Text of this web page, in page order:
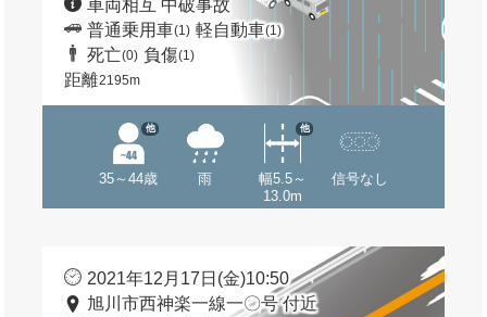
車両相互 中破事故
普通乗用車(1) 軽自動車(1)
死亡(0) 負傷(1)
距離2195m
35～44歳
他
雨
幅5.5～
13.0m
他
信号なし
2021年12月17日(金)10:50
旭川市西神楽一線一〇号 付近